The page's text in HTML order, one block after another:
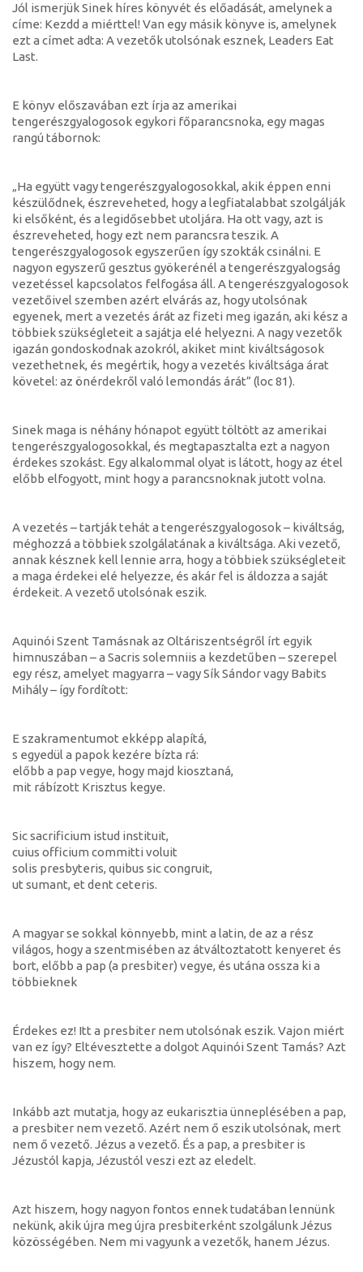
Jól ismerjük Sinek híres könyvét és előadását, amelynek a
címe: Kezdd a miérttel! Van egy másik könyve is, amelynek
ezt a címet adta: A vezetők utolsónak esznek, Leaders Eat
Last.
E könyv előszavában ezt írja az amerikai
tengerészgyalogosok egykori főparancsnoka, egy magas
rangú tábornok:
„Ha együtt vagy tengerészgyalogosokkal, akik éppen enni
készülődnek, észreveheted, hogy a legfiatalabbat szolgálják
ki elsőként, és a legidősebbet utoljára. Ha ott vagy, azt is
észreveheted, hogy ezt nem parancsra teszik. A
tengerészgyalogosok egyszerűen így szokták csinálni. E
nagyon egyszerű gesztus gyökerénél a tengerészgyalogság
vezetéssel kapcsolatos felfogása áll. A tengerészgyalogosok
vezetőivel szemben azért elvárás az, hogy utolsónak
egyenek, mert a vezetés árát az fizeti meg igazán, aki kész a
többiek szükségleteit a sajátja elé helyezni. A nagy vezetők
igazán gondoskodnak azokról, akiket mint kiváltságosok
vezethetnek, és megértik, hogy a vezetés kiváltsága árat
követel: az önérdekről való lemondás árát” (loc 81).
Sinek maga is néhány hónapot együtt töltött az amerikai
tengerészgyalogosokkal, és megtapasztalta ezt a nagyon
érdekes szokást. Egy alkalommal olyat is látott, hogy az étel
előbb elfogyott, mint hogy a parancsnoknak jutott volna.
A vezetés – tartják tehát a tengerészgyalogosok – kiváltság,
méghozzá a többiek szolgálatának a kiváltsága. Aki vezető,
annak késznek kell lennie arra, hogy a többiek szükségleteit
a maga érdekei elé helyezze, és akár fel is áldozza a saját
érdekeit. A vezető utolsónak eszik.
Aquinói Szent Tamásnak az Oltáriszentségről írt egyik
himnuszában – a Sacris solemniis a kezdetűben – szerepel
egy rész, amelyet magyarra – vagy Sík Sándor vagy Babits
Mihály – így fordított:
E szakramentumot ekképp alapítá,
s egyedül a papok kezére bízta rá:
előbb a pap vegye, hogy majd kiosztaná,
mit rábízott Krisztus kegye.
Sic sacrificium istud instituit,
cuius officium committi voluit
solis presbyteris, quibus sic congruit,
ut sumant, et dent ceteris.
A magyar se sokkal könnyebb, mint a latin, de az a rész
világos, hogy a szentmisében az átváltoztatott kenyeret és
bort, előbb a pap (a presbiter) vegye, és utána ossza ki a
többieknek
Érdekes ez! Itt a presbiter nem utolsónak eszik. Vajon miért
van ez így? Eltévesztette a dolgot Aquinói Szent Tamás? Azt
hiszem, hogy nem.
Inkább azt mutatja, hogy az eukarisztia ünneplésében a pap,
a presbiter nem vezető. Azért nem ő eszik utolsónak, mert
nem ő vezető. Jézus a vezető. És a pap, a presbiter is
Jézustól kapja, Jézustól veszi ezt az eledelt.
Azt hiszem, hogy nagyon fontos ennek tudatában lennünk
nekünk, akik újra meg újra presbiterként szolgálunk Jézus
közösségében. Nem mi vagyunk a vezetők, hanem Jézus.